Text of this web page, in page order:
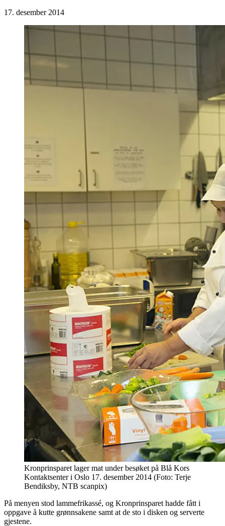
17. desember 2014
Kronprinsparet lager mat under besøket på Blå Kors
Kontaktsenter i Oslo 17. desember 2014 (Foto: Terje
Bendiksby, NTB scanpix)
På menyen stod lammefrikassé, og Kronprinsparet hadde fått i
oppgave å kutte grønnsakene samt at de sto i disken og serverte
gjestene.